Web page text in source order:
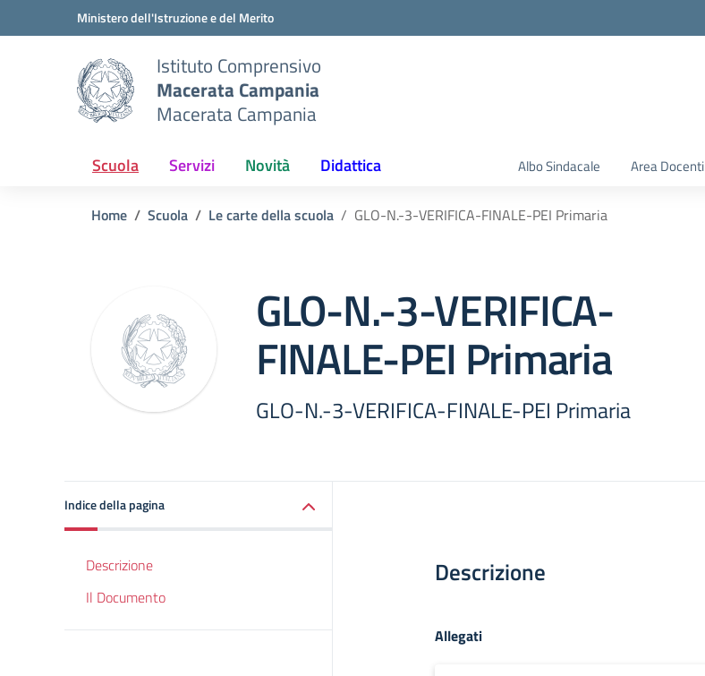
Vai ai contenuti
Vai al menu di navigazioneMinistero dell'Istruzione e del Merito
Istituto Comprensivo
Macerata Campania
Macerata Campania
Scuola Servizi Novità Didattica Albo Sindacale Area Docenti
Home Scuola Le carte della scuola GLO-N.-3-VERIFICA-FINALE-PEI Primaria
GLO-N.-3-VERIFICA-
FINALE-PEI Primaria
GLO-N.-3-VERIFICA-FINALE-PEI Primaria
Indice della pagina
Descrizione
Il Documento
Descrizione
Allegati